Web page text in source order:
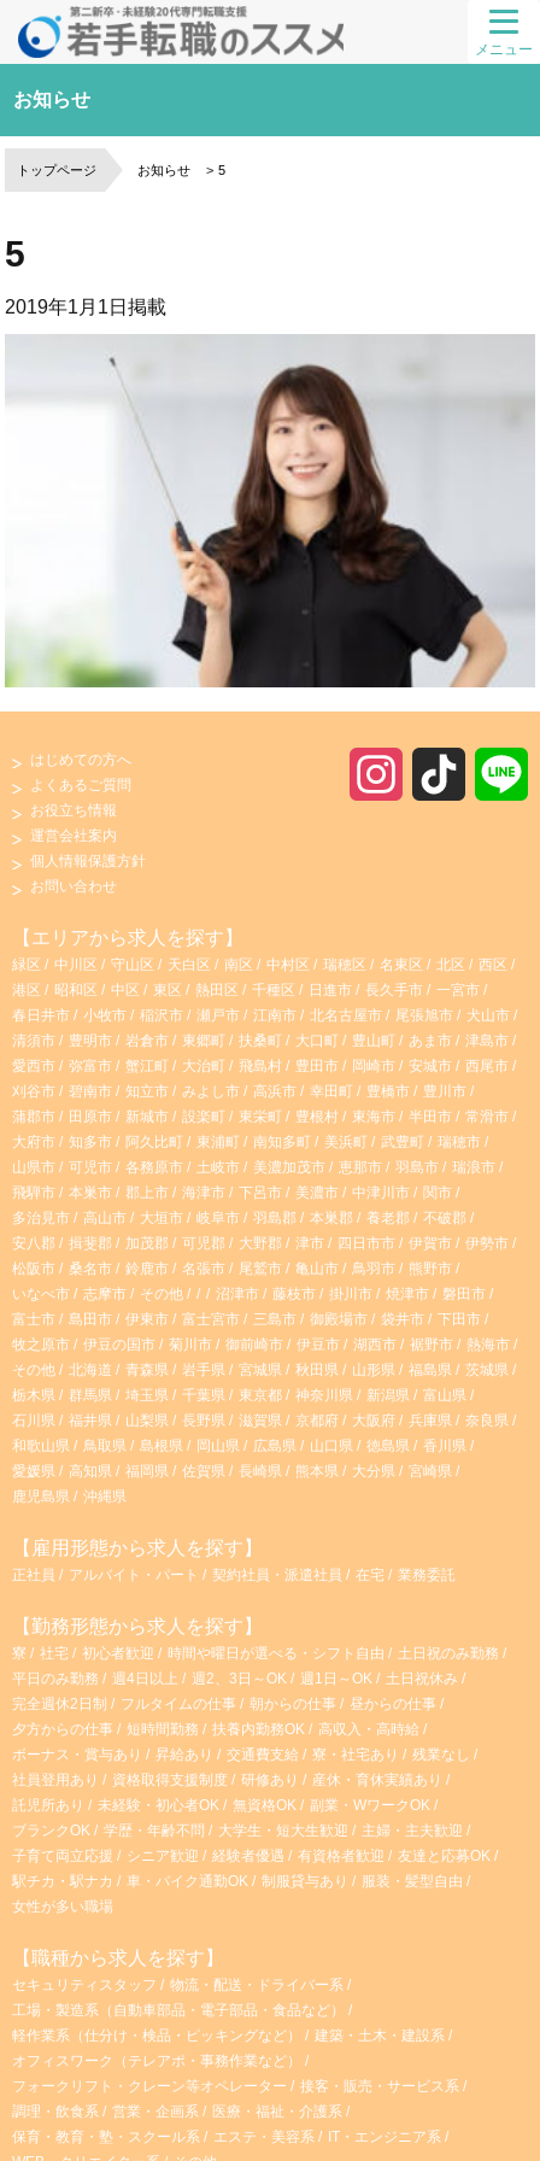
メニュー
お知らせ
トップページ お知らせ 5
5
2019年1月1日掲載
a
g
r
a
m
o
k
はじめての方へ
よくあるご質問
お役立ち情報
運営会社案内
個人情報保護方針
お問い合わせ
【エリアから求人を探す】
緑区 中川区 守山区 天白区 南区 中村区 瑞穂区 名東区 北区
西区
港区
昭和区 中区 東区 熱田区 千種区 日進市 長久手市
一宮市
春日井市
小牧市 稲沢市 瀬戸市 江南市 北名古屋市 尾張旭市
犬山市
清須市
豊明市 岩倉市 東郷町 扶桑町 大口町 豊山町 あま市
津島市
愛西市
弥富市 蟹江町 大治町 飛島村 豊田市 岡崎市 安城市
西尾市
刈谷市
碧南市 知立市 みよし市 高浜市 幸田町 豊橋市
豊川市
蒲郡市
田原市 新城市 設楽町 東栄町 豊根村 東海市 半田市
常滑市
大府市
知多市 阿久比町 東浦町 南知多町 美浜町 武豊町
瑞穂市
山県市
可児市 各務原市 土岐市 美濃加茂市 恵那市 羽島市
瑞浪市
飛騨市
本巣市 郡上市 海津市 下呂市 美濃市 中津川市
関市
多治見市
高山市 大垣市 岐阜市 羽島郡 本巣郡 養老郡
不破郡
安八郡
揖斐郡 加茂郡 可児郡 大野郡 津市 四日市市 伊賀市
伊勢市
松阪市
桑名市 鈴鹿市 名張市 尾鷲市 亀山市 鳥羽市
熊野市
いなべ市
志摩市 その他 沼津市 藤枝市 掛川市 焼津市
磐田市
富士市
島田市 伊東市 富士宮市 三島市 御殿場市 袋井市
下田市
牧之原市
伊豆の国市 菊川市 御前崎市 伊豆市 湖西市 裾野市
熱海市
その他
北海道 青森県 岩手県 宮城県 秋田県 山形県 福島県
茨城県
栃木県
群馬県 埼玉県 千葉県 東京都 神奈川県 新潟県
富山県
石川県
福井県 山梨県 長野県 滋賀県 京都府 大阪府 兵庫県
奈良県
和歌山県
鳥取県 島根県 岡山県 広島県 山口県 徳島県
香川県
愛媛県
高知県 福岡県 佐賀県 長崎県 熊本県 大分県
宮崎県
鹿児島県
沖縄県
【雇用形態から求人を探す】
正社員 アルバイト・パート 契約社員・派遣社員 在宅 業務委託
【勤務形態から求人を探す】
寮 社宅 初心者歓迎 時間や曜日が選べる・シフト自由
土日祝のみ勤務
平日のみ勤務
週4日以上 週2、3日～OK 週1日～OK
土日祝休み
完全週休2日制
フルタイムの仕事 朝からの仕事
昼からの仕事
夕方からの仕事
短時間勤務 扶養内勤務OK
高収入・高時給
ボーナス・賞与あり
昇給あり 交通費支給 寮・社宅あり
残業なし
社員登用あり
資格取得支援制度 研修あり
産休・育休実績あり
託児所あり
未経験・初心者OK 無資格OK
副業・WワークOK
ブランクOK
学歴・年齢不問 大学生・短大生歓迎
主婦・主夫歓迎
子育て両立応援
シニア歓迎 経験者優遇 有資格者歓迎
友達と応募OK
駅チカ・駅ナカ
車・バイク通勤OK 制服貸与あり
服装・髪型自由
女性が多い職場
【職種から求人を探す】
セキュリティスタッフ
物流・配送・ドライバー系
工場・製造系（自動車部品・電子部品・食品など）
軽作業系（仕分け・検品・ピッキングなど）
建築・土木・建設系
オフィスワーク（テレアポ・事務作業など）
フォークリフト・クレーン等オペレーター
接客・販売・サービス系
調理・飲食系
営業・企画系
医療・福祉・介護系
保育・教育・塾・スクール系
エステ・美容系
IT・エンジニア系